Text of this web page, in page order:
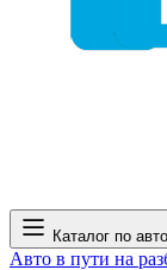
Каталог по авто
Авто в пути на